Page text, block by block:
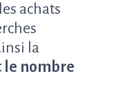
achats
la
le nombre